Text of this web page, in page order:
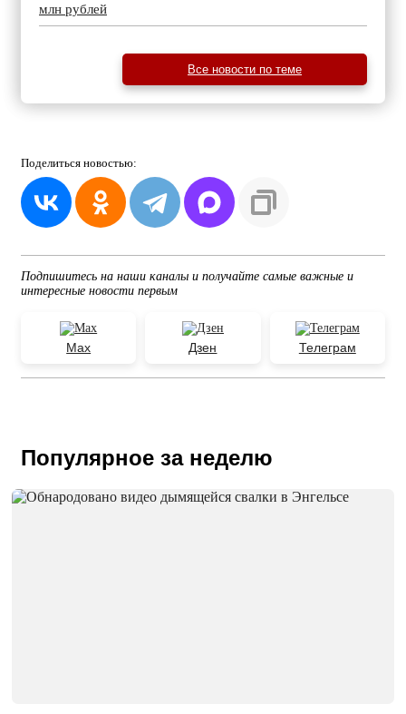
млн рублей
Все новости по теме
Поделиться новостью:
Подпишитесь на наши каналы и получайте самые важные и
интересные новости первым
Max Дзен Телеграм
Популярное за неделю